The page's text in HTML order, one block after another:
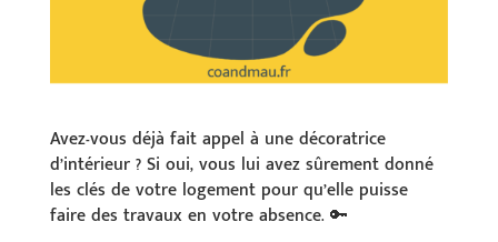
Avez-vous déjà fait appel à une décoratrice
d’intérieur ? Si oui, vous lui avez sûrement donné
les clés de votre logement pour qu’elle puisse
faire des travaux en votre absence. 🔑